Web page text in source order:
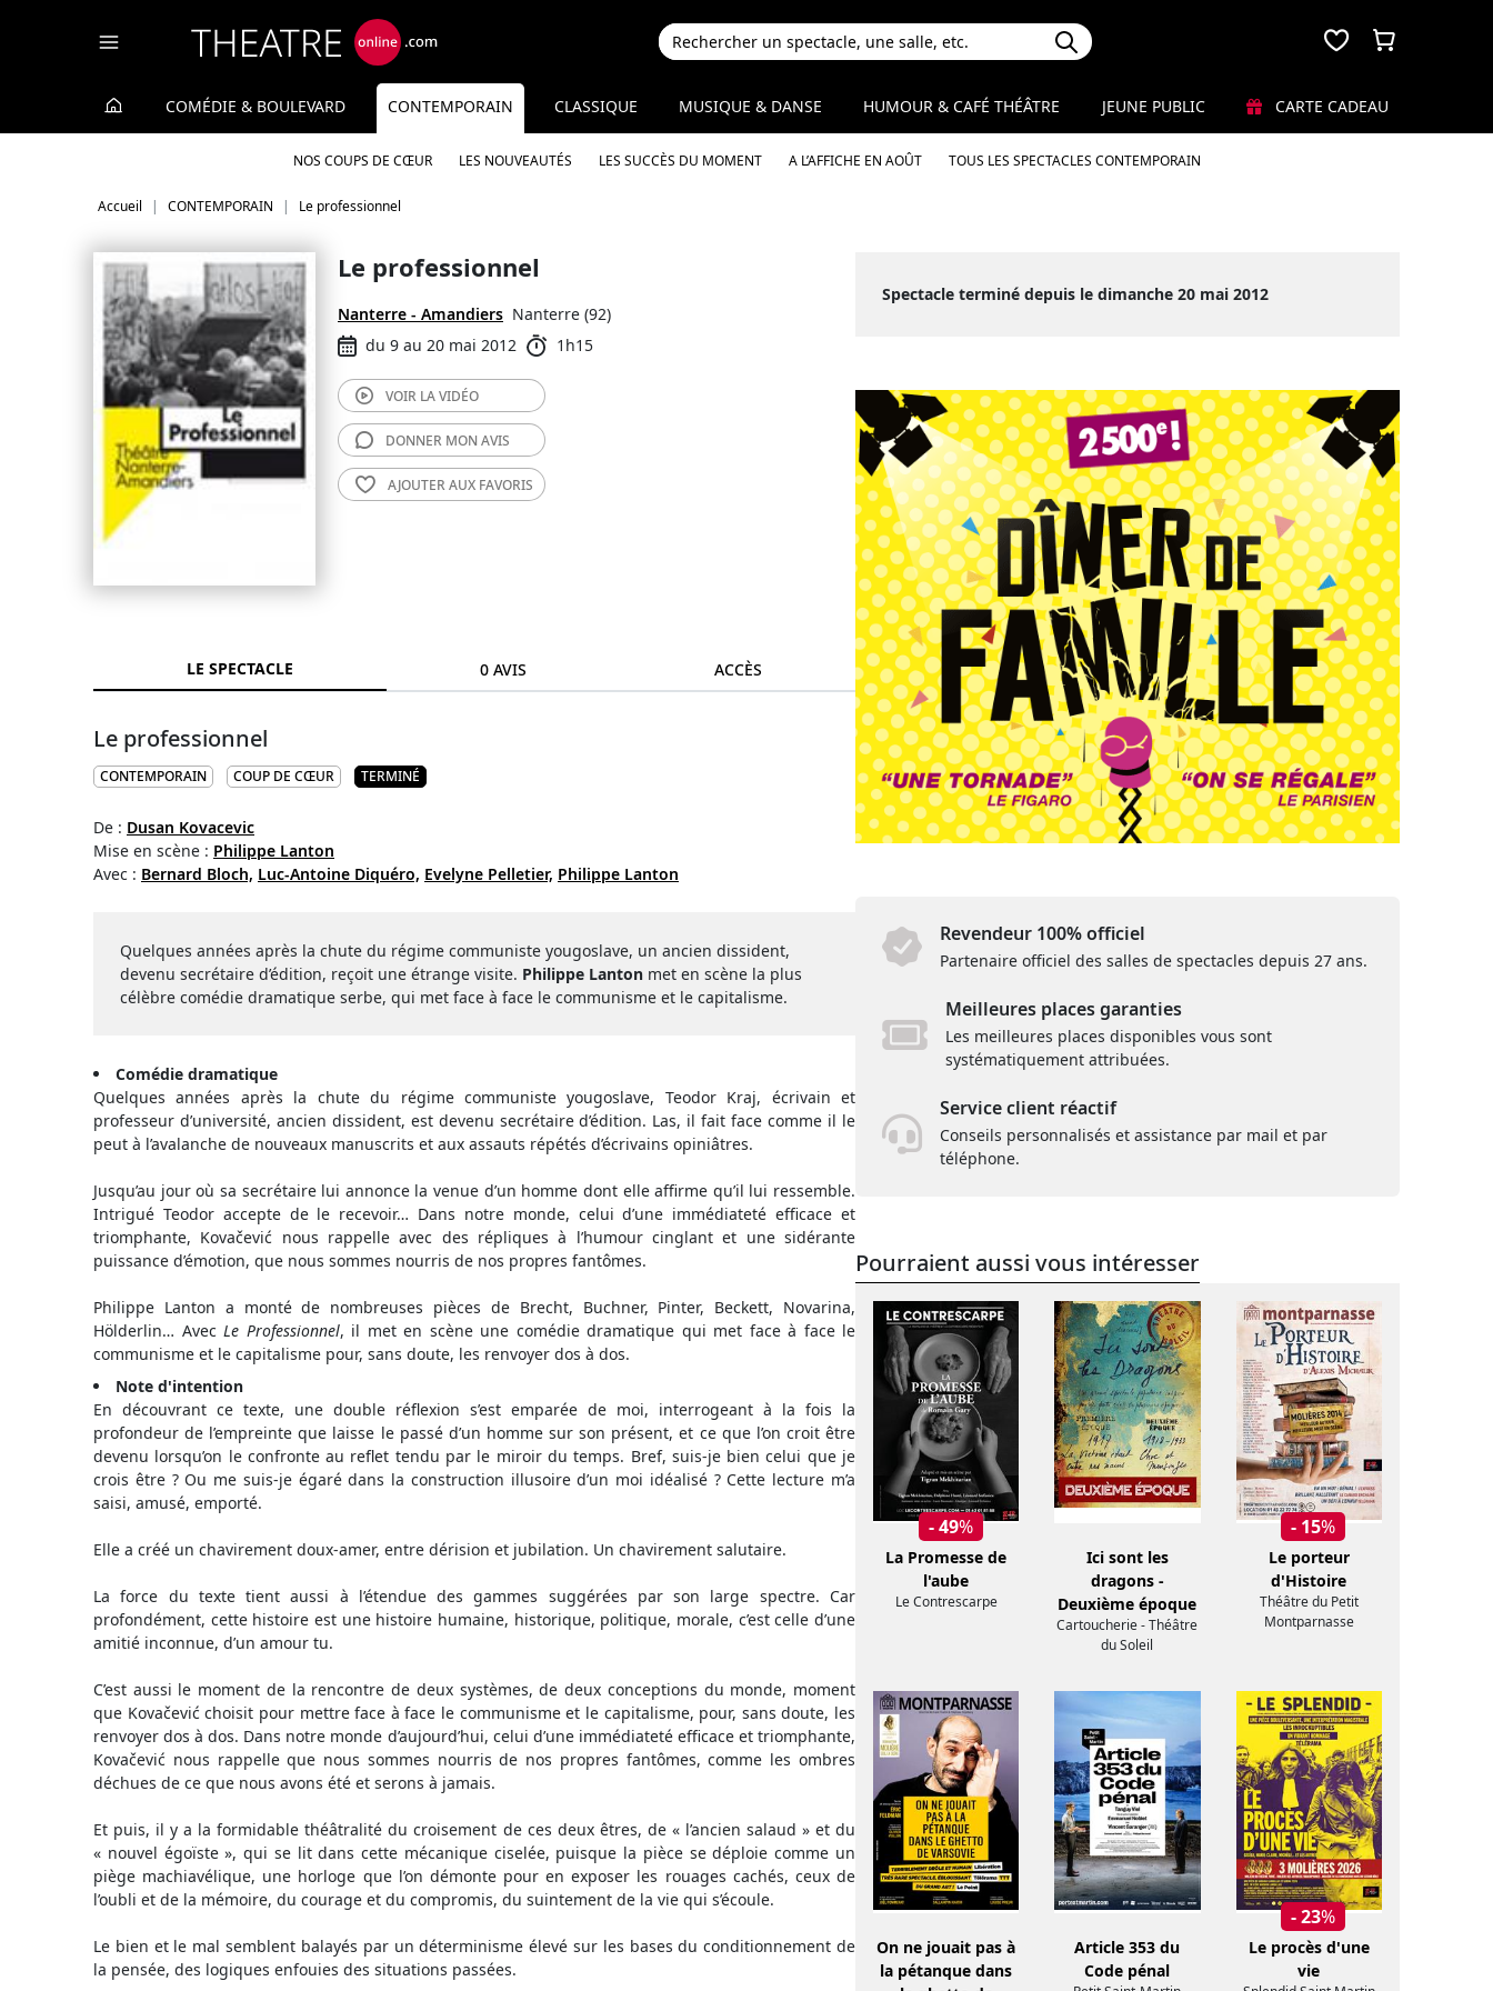
COMÉDIE & BOULEVARD CONTEMPORAIN
NOS COUPS DE CŒUR LES NOUVEAUTÉS LES SUCCÈS DU MOMENT A L’AFFICHE EN AOÛT TOUS LES SPECTACLES CONTEMPORAIN
CLASSIQUE MUSIQUE & DANSE HUMOUR & CAFÉ THÉÂTRE JEUNE PUBLIC CARTE CADEAU
Accueil CONTEMPORAIN Le professionnel
Le professionnel
Nanterre - Amandiers Nanterre (92)
du 9 au 20 mai 2012
1h15
VOIR LAVIDÉO
DONNER MON AVIS
AJOUTER AUX FAVORIS
LE SPECTACLE 0 AVIS ACCÈS
Le professionnel
CONTEMPORAIN COUP DE CŒUR TERMINÉ
De : Dusan Kovacevic
Mise en scène : Philippe Lanton
Avec : Bernard Bloch, Luc-Antoine Diquéro, Evelyne Pelletier, Philippe Lanton
Quelques années après la chute du régime communiste yougoslave, un ancien dissident,
devenu secrétaire d’édition, reçoit une étrange visite. Philippe Lanton met en scène la plus
célèbre comédie dramatique serbe, qui met face à face le communisme et le capitalisme.
Comédie dramatique
Quelques années après la chute du régime communiste yougoslave, Teodor Kraj, écrivain et
professeur d’université, ancien dissident, est devenu secrétaire d’édition. Las, il fait face comme il le
peut à l’avalanche de nouveaux manuscrits et aux assauts répétés d’écrivains opiniâtres.
Jusqu’au jour où sa secrétaire lui annonce la venue d’un homme dont elle affirme qu’il lui ressemble.
Intrigué Teodor accepte de le recevoir… Dans notre monde, celui d’une immédiateté efficace et
triomphante, Kovačević nous rappelle avec des répliques à l’humour cinglant et une sidérante
puissance d’émotion, que nous sommes nourris de nos propres fantômes.
Philippe Lanton a monté de nombreuses pièces de Brecht, Buchner, Pinter, Beckett, Novarina,
Hölderlin… Avec Le Professionnel, il met en scène une comédie dramatique qui met face à face le
communisme et le capitalisme pour, sans doute, les renvoyer dos à dos.
Note d'intention
En découvrant ce texte, une double réflexion s’est emparée de moi, interrogeant à la fois la
profondeur de l’empreinte que laisse le passé d’un homme sur son présent, et ce que l’on croit être
devenu lorsqu’on le confronte au reflet tendu par le miroir du temps. Bref, suis-je bien celui que je
crois être ? Ou me suis-je égaré dans la construction illusoire d’un moi idéalisé ? Cette lecture m’a
saisi, amusé, emporté.
Elle a créé un chavirement doux-amer, entre dérision et jubilation. Un chavirement salutaire.
La force du texte tient aussi à l’étendue des gammes suggérées par son large spectre. Car
profondément, cette histoire est une histoire humaine, historique, politique, morale, c’est celle d’une
amitié inconnue, d’un amour tu.
C’est aussi le moment de la rencontre de deux systèmes, de deux conceptions du monde, moment
que Kovačević choisit pour mettre face à face le communisme et le capitalisme, pour, sans doute, les
renvoyer dos à dos. Dans notre monde d’aujourd’hui, celui d’une immédiateté efficace et triomphante,
Kovačević nous rappelle que nous sommes nourris de nos propres fantômes, comme les ombres
déchues de ce que nous avons été et serons à jamais.
Et puis, il y a la formidable théâtralité du croisement de ces deux êtres, de « l’ancien salaud » et du
« nouvel égoïste », qui se lit dans cette mécanique ciselée, puisque la pièce se déploie comme un
piège machiavélique, une horloge que l’on démonte pour en exposer les rouages cachés, ceux de
l’oubli et de la mémoire, du courage et du compromis, du suintement de la vie qui s’écoule.
Le bien et le mal semblent balayés par un déterminisme élevé sur les bases du conditionnement de
la pensée, des logiques enfouies des situations passées.
Spectacle terminé depuis le dimanche 20 mai 2012
Revendeur 100% officiel
Partenaire officiel des salles de spectacles depuis 27 ans.
Meilleures places garanties
Les meilleures places disponibles vous sont
systématiquement attribuées.
Service client réactif
Conseils personnalisés et assistance par mail et par
téléphone.
Pourraient aussi vous intéresser
- 49%
La Promesse de
l'aube
Le Contrescarpe
Ici sont les
dragons -
Deuxième époque
Cartoucherie - Théâtre
du Soleil
- 15%
Le porteur
d'Histoire
Théâtre du Petit
Montparnasse
On ne jouait pas à
la pétanque dans
Article 353 du
Code pénal
- 23%
Le procès d'une
vie